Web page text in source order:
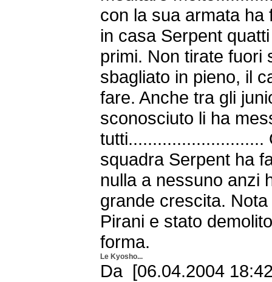
con la sua armata ha
in casa Serpent
primi. Non tirate fuori
sbagliato in pieno, il
fare. Anche tra gli
sconosciuto li ha
tutti............................
squadra Serpent ha
nulla a nessuno anzi
grande crescita.
Pirani e stato
forma.
Le Kyosho...
Da [06.04.2004